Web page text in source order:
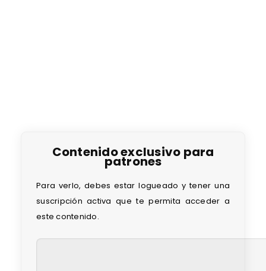
Contenido exclusivo para
patrones
Para verlo, debes estar logueado y tener una
suscripción activa que te permita acceder a
este contenido.